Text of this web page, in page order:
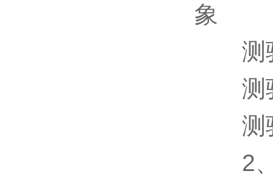
象
测验
测验
测验
2、